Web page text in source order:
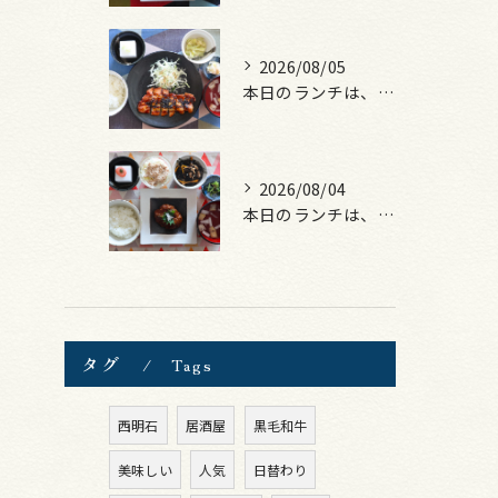
2026/08/05
本日のランチは、ロース豚カツ梅はさみ！
2026/08/04
本日のランチは、煮込みハンバーグ！
タグ Tags
西明石 居酒屋 黒毛和牛
美味しい 人気 日替わり